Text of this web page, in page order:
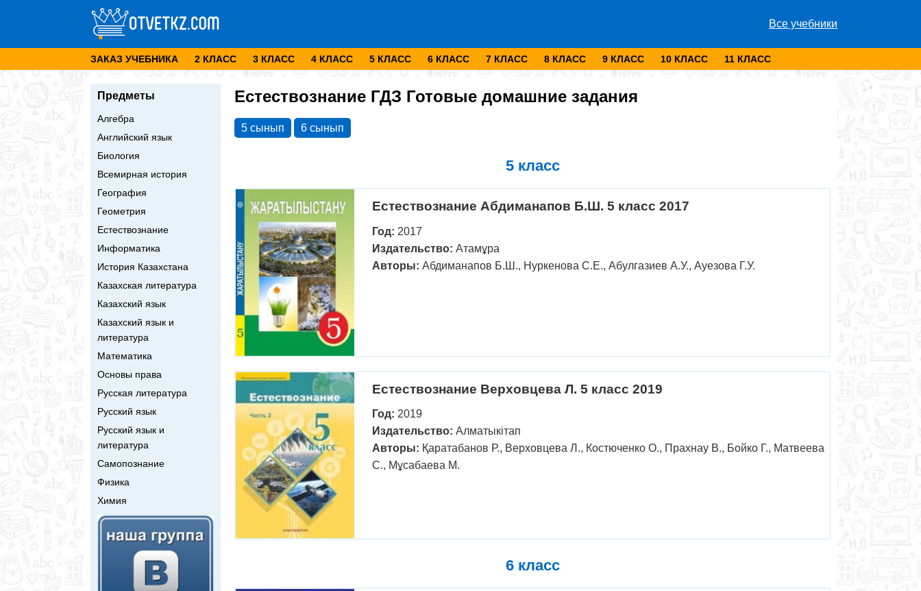
Все учебники
ЗАКАЗ УЧЕБНИКА 2 КЛАСС 3 КЛАСС 4 КЛАСС 5 КЛАСС 6 КЛАСС 7 КЛАСС 8 КЛАСС 9 КЛАСС 10 КЛАСС 11 КЛАСС
Предметы
Алгебра
Английский язык
Биология
Всемирная история
География
Геометрия
Естествознание
Информатика
История Казахстана
Казахская литература
Казахский язык
Казахский язык и
литература
Математика
Основы права
Русская литература
Русский язык
Русский язык и
литература
Самопознание
Физика
Химия
Естествознание ГДЗ Готовые домашние задания
5 сынып 6 сынып
5 класс
Естествознание Абдиманапов Б.Ш. 5 класс 2017
Год: 2017
Издательство: Атамұра
Авторы: Абдиманапов Б.Ш., Нуркенова С.Е., Абулгазиев А.У., Ауезова Г.У.
Естествознание Верховцева Л. 5 класс 2019
Год: 2019
Издательство: Алматыкітап
Авторы: Қаратабанов Р., Верховцева Л., Костюченко О., Прахнау В., Бойко Г., Матвеева
С., Мұсабаева М.
6 класс